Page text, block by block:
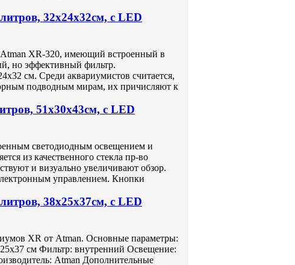
32х24х32см, с LED
XR-320, имеющий встроенный в
но эффективный фильтр.
см. Среди аквариумистов считается,
подводным мирам, их причисляют к
51х30х43см, с LED
светодиодным освещением и
из качественного стекла пр-во
и визуально увеличивают обзор.
управлением. Кнопки
38х25х37см, с LED
XR от Atman. Основные параметры:
см Фильтр: внутренний Освещение:
Atman Дополнительные